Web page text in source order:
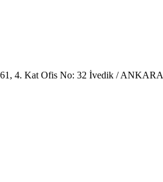
4. Kat Ofis No: 32 İvedik / ANKARA